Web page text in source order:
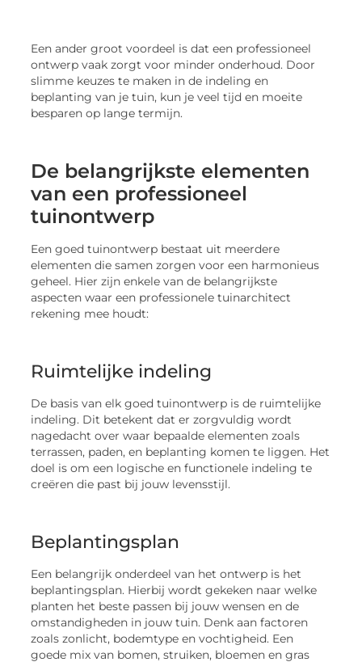
Een ander groot voordeel is dat een professioneel
ontwerp vaak zorgt voor minder onderhoud. Door
slimme keuzes te maken in de indeling en
beplanting van je tuin, kun je veel tijd en moeite
besparen op lange termijn.
De belangrijkste elementen
van een professioneel
tuinontwerp
Een goed tuinontwerp bestaat uit meerdere
elementen die samen zorgen voor een harmonieus
geheel. Hier zijn enkele van de belangrijkste
aspecten waar een professionele tuinarchitect
rekening mee houdt:
Ruimtelijke indeling
De basis van elk goed tuinontwerp is de ruimtelijke
indeling. Dit betekent dat er zorgvuldig wordt
nagedacht over waar bepaalde elementen zoals
terrassen, paden, en beplanting komen te liggen. Het
doel is om een logische en functionele indeling te
creëren die past bij jouw levensstijl.
Beplantingsplan
Een belangrijk onderdeel van het ontwerp is het
beplantingsplan. Hierbij wordt gekeken naar welke
planten het beste passen bij jouw wensen en de
omstandigheden in jouw tuin. Denk aan factoren
zoals zonlicht, bodemtype en vochtigheid. Een
goede mix van bomen, struiken, bloemen en gras